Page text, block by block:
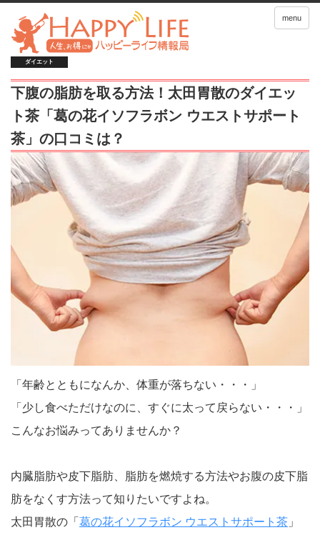
menu
ダイエット
下腹の脂肪を取る方法！太田胃散のダイエッ
ト茶「葛の花イソフラボン ウエストサポート
茶」の口コミは？
「年齢とともになんか、体重が落ちない・・・」
「少し食べただけなのに、すぐに太って戻らない・・・」
こんなお悩みってありませんか？
内臓脂肪や皮下脂肪、脂肪を燃焼する方法やお腹の皮下脂
肪をなくす方法って知りたいですよね。
太田胃散の「 葛の花イソフラボン ウエストサポート茶 」